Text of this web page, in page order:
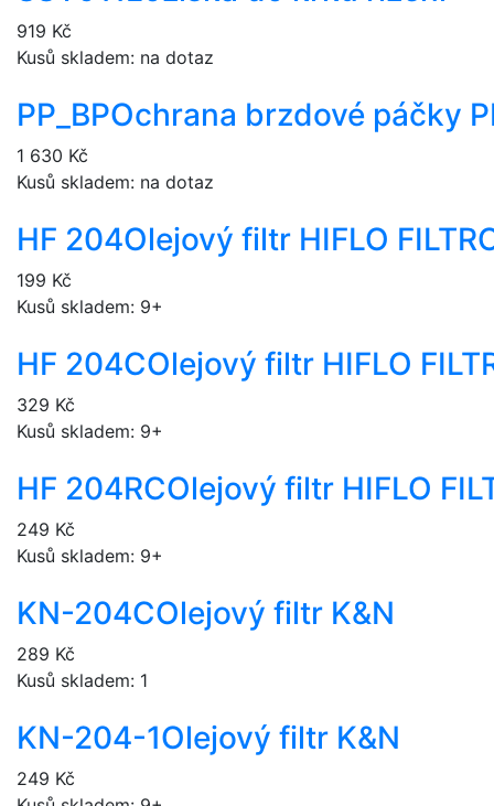
919 Kč
Kusů skladem: na dotaz
PP_BPOchrana brzdové páčky
1 630 Kč
Kusů skladem: na dotaz
HF 204Olejový filtr HIFLO
199 Kč
Kusů skladem: 9+
HF 204COlejový filtr HIFLO
329 Kč
Kusů skladem: 9+
HF 204RCOlejový filtr HIFLO
249 Kč
Kusů skladem: 9+
KN-204COlejový filtr K&N
289 Kč
Kusů skladem: 1
KN-204-1Olejový filtr K&N
249 Kč